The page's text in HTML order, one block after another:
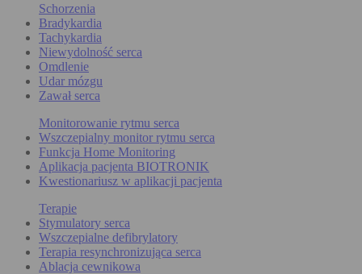
Schorzenia
Bradykardia
Tachykardia
Niewydolność serca
Omdlenie
Udar mózgu
Zawał serca
Monitorowanie rytmu serca
Wszczepialny monitor rytmu serca
Funkcja Home Monitoring
Aplikacja pacjenta BIOTRONIK
Kwestionariusz w aplikacji pacjenta
Terapie
Stymulatory serca
Wszczepialne defibrylatory
Terapia resynchronizująca serca
Ablacja cewnikowa